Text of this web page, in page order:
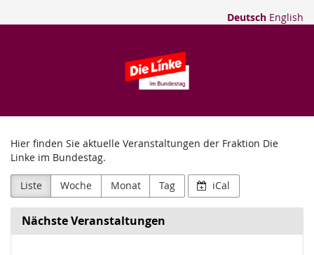
Haupt-
Deutsch English
Bundestag
Hier finden Sie aktuelle Veranstaltungen der Fraktion Die
Linke im Bundestag.
Liste Woche Monat Tag iCal
Nächste Veranstaltungen